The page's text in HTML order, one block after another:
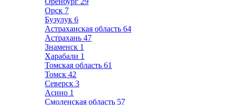
Орск 7
Бузулук 6
Астраханская область 64
Астрахань 47
Знаменск 1
Харабали 1
Томская область 61
Томск 42
Северск 3
Асино 1
Смоленская область 57